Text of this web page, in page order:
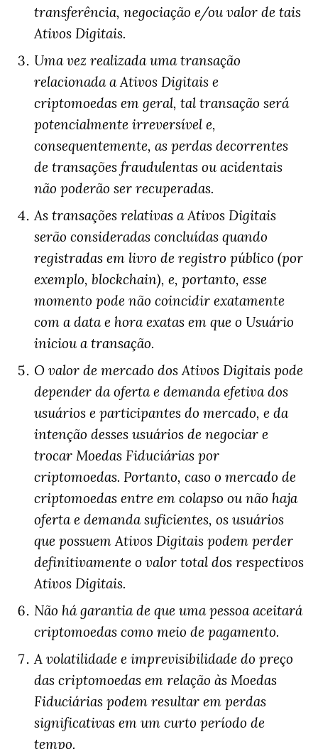
transferência, negociação e/ou valor de tais
Ativos Digitais.
Uma vez realizada uma transação
relacionada a Ativos Digitais e
criptomoedas em geral, tal transação será
potencialmente irreversível e,
consequentemente, as perdas decorrentes
de transações fraudulentas ou acidentais
não poderão ser recuperadas.
As transações relativas a Ativos Digitais
serão consideradas concluídas quando
registradas em livro de registro público (por
exemplo, blockchain), e, portanto, esse
momento pode não coincidir exatamente
com a data e hora exatas em que o Usuário
iniciou a transação.
O valor de mercado dos Ativos Digitais pode
depender da oferta e demanda efetiva dos
usuários e participantes do mercado, e da
intenção desses usuários de negociar e
trocar Moedas Fiduciárias por
criptomoedas. Portanto, caso o mercado de
criptomoedas entre em colapso ou não haja
oferta e demanda suficientes, os usuários
que possuem Ativos Digitais podem perder
definitivamente o valor total dos respectivos
Ativos Digitais.
Não há garantia de que uma pessoa aceitará
criptomoedas como meio de pagamento.
A volatilidade e imprevisibilidade do preço
das criptomoedas em relação às Moedas
Fiduciárias podem resultar em perdas
significativas em um curto período de
tempo.